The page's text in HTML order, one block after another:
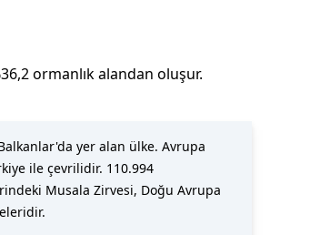
36,2ormanlık alandan oluşur.
yer alan ülke. Avrupa
ile çevrilidir. 110.994
Musala Zirvesi, Doğu Avrupa